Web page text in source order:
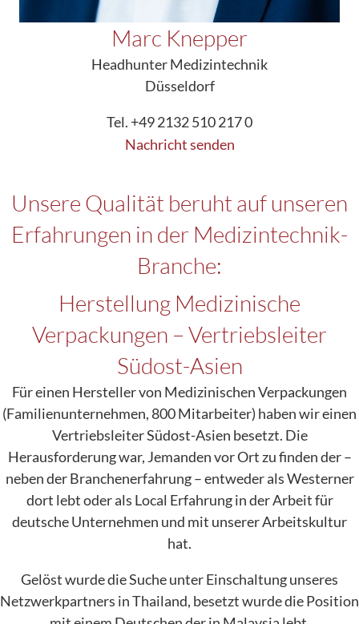
Marc Knepper
Headhunter Medizintechnik
Düsseldorf
Tel. +49 2132 510 217 0
Nachricht senden
Unsere Qualität beruht auf unseren
Erfahrungen in der Medizintechnik-
Branche:
Herstellung Medizinische
Verpackungen – Vertriebsleiter
Südost-Asien
Für einen Hersteller von Medizinischen Verpackungen
(Familienunternehmen, 800 Mitarbeiter) haben wir einen
Vertriebsleiter Südost-Asien besetzt. Die
Herausforderung war, Jemanden vor Ort zu finden der –
neben der Branchenerfahrung – entweder als Westerner
dort lebt oder als Local Erfahrung in der Arbeit für
deutsche Unternehmen und mit unserer Arbeitskultur
hat.
Gelöst wurde die Suche unter Einschaltung unseres
Netzwerkpartners in Thailand, besetzt wurde die Position